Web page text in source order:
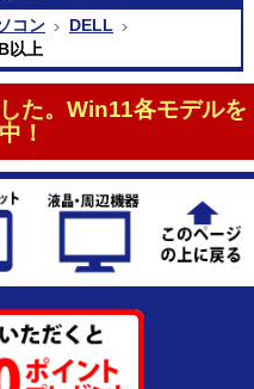
コン
DELL
以上
た。Win11各モデルを
！